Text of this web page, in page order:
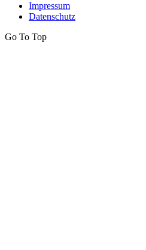
Impressum
Datenschutz
Go To Top